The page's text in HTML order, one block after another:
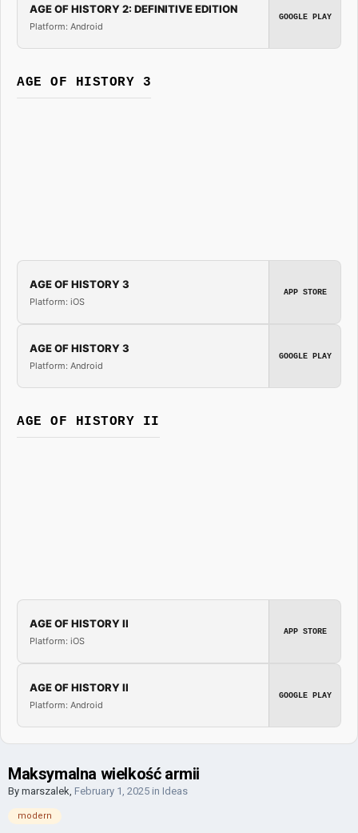
AGE OF HISTORY 2: DEFINITIVE EDITION
Platform: Android
GOOGLE PLAY
AGE OF HISTORY 3
AGE OF HISTORY 3
Platform: iOS
APP STORE
AGE OF HISTORY 3
Platform: Android
GOOGLE PLAY
AGE OF HISTORY II
AGE OF HISTORY II
Platform: iOS
APP STORE
AGE OF HISTORY II
Platform: Android
GOOGLE PLAY
Maksymalna wielkość armii
By marszalek, February 1, 2025 in Ideas
modern